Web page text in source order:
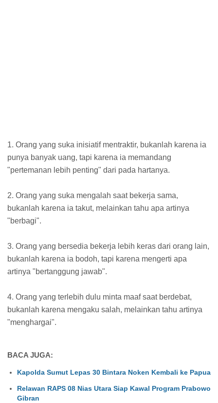
1. Orang yang suka inisiatif mentraktir, bukanlah karena ia
punya banyak uang, tapi karena ia memandang
"pertemanan lebih penting" dari pada hartanya.
2. Orang yang suka mengalah saat bekerja sama,
bukanlah karena ia takut, melainkan tahu apa artinya
"berbagi".
3. Orang yang bersedia bekerja lebih keras dari orang lain,
bukanlah karena ia bodoh, tapi karena mengerti apa
artinya "bertanggung jawab".
4. Orang yang terlebih dulu minta maaf saat berdebat,
bukanlah karena mengaku salah, melainkan tahu artinya
"menghargai".
BACA JUGA:
Kapolda Sumut Lepas 30 Bintara Noken Kembali ke Papua
Relawan RAPS 08 Nias Utara Siap Kawal Program Prabowo
Gibran